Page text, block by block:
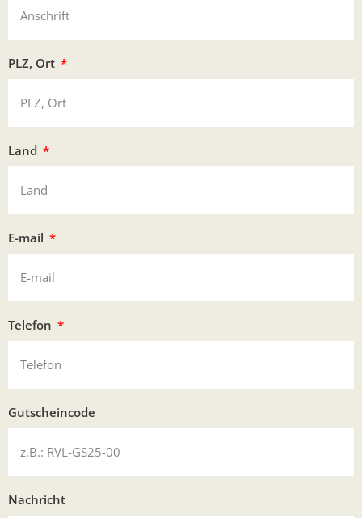
PLZ, Ort
Land
E-mail
Telefon
Gutscheincode
Nachricht